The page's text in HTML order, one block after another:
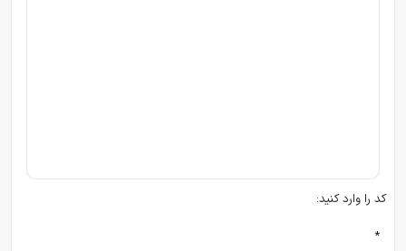
کد را وارد کنید:
*